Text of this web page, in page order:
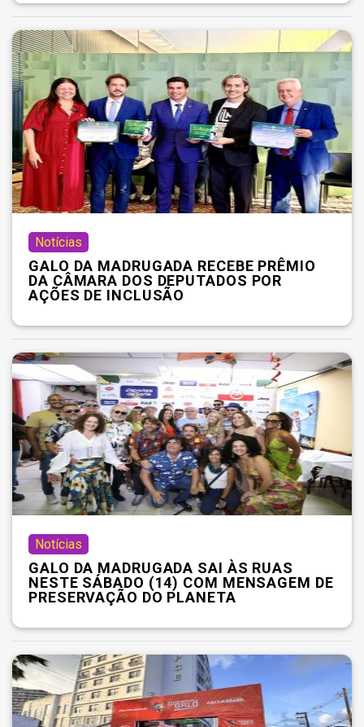
Notícias
GALO DA MADRUGADA RECEBE PRÊMIO
DA CÂMARA DOS DEPUTADOS POR
AÇÕES DE INCLUSÃO
Notícias
GALO DA MADRUGADA SAI ÀS RUAS
NESTE SÁBADO (14) COM MENSAGEM DE
PRESERVAÇÃO DO PLANETA